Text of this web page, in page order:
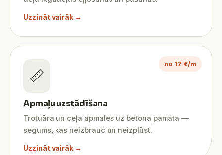
Uzzināt vairāk →
no 17 €/m
📏
Apmaļu uzstādīšana
Trotuāra un ceļa apmales uz betona pamata —
segums, kas neizbrauc un neizplūst.
Uzzināt vairāk →